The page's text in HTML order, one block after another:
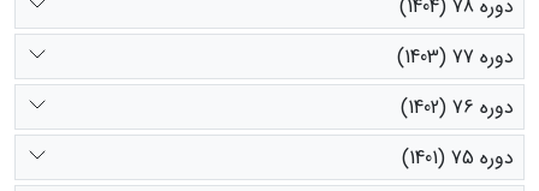
دوره 78 (1404)
دوره 77 (1403)
دوره 76 (1402)
دوره 75 (1401)